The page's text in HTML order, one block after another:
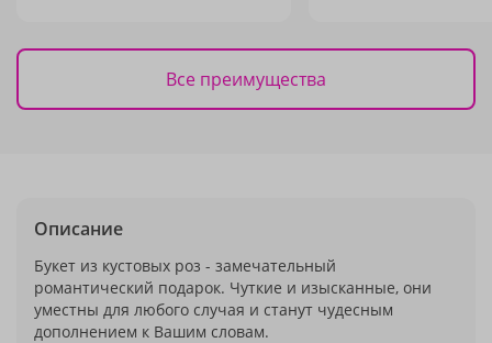
Все преимущества
Описание
Букет из кустовых роз - замечательный
романтический подарок. Чуткие и изысканные, они
уместны для любого случая и станут чудесным
дополнением к Вашим словам.